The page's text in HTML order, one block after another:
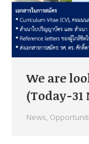
We are
(Today-31
News,